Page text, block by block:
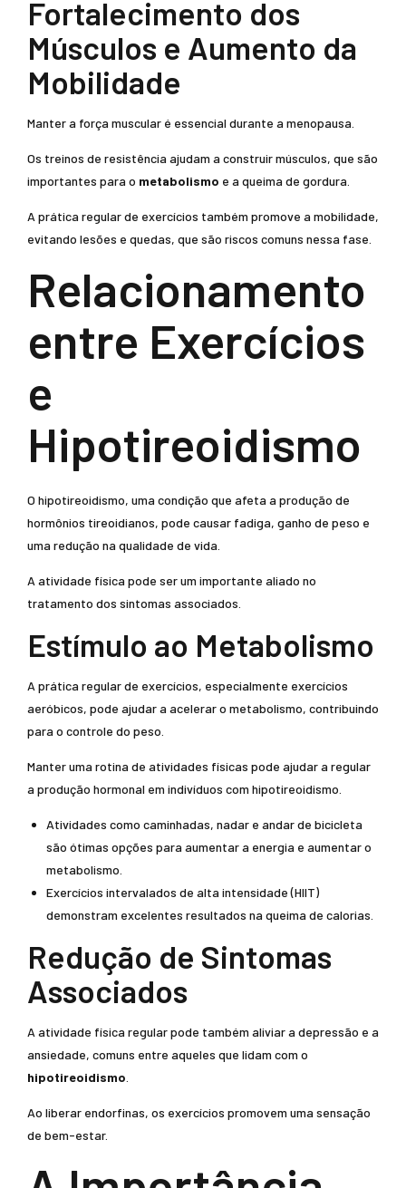
Fortalecimento dos
Músculos e Aumento da
Mobilidade
Manter a força muscular é essencial durante a menopausa.
Os treinos de resistência ajudam a construir músculos, que são
importantes para o metabolismo e a queima de gordura.
A prática regular de exercícios também promove a mobilidade,
evitando lesões e quedas, que são riscos comuns nessa fase.
Relacionamento
entre Exercícios
e
Hipotireoidismo
O hipotireoidismo, uma condição que afeta a produção de
hormônios tireoidianos, pode causar fadiga, ganho de peso e
uma redução na qualidade de vida.
A atividade física pode ser um importante aliado no
tratamento dos sintomas associados.
Estímulo ao Metabolismo
A prática regular de exercícios, especialmente exercícios
aeróbicos, pode ajudar a acelerar o metabolismo, contribuindo
para o controle do peso.
Manter uma rotina de atividades físicas pode ajudar a regular
a produção hormonal em indivíduos com hipotireoidismo.
Atividades como caminhadas, nadar e andar de bicicleta
são ótimas opções para aumentar a energia e aumentar o
metabolismo.
Exercícios intervalados de alta intensidade (HIIT)
demonstram excelentes resultados na queima de calorias.
Redução de Sintomas
Associados
A atividade física regular pode também aliviar a depressão e a
ansiedade, comuns entre aqueles que lidam com o
hipotireoidismo
Ao liberar endorfinas, os exercícios promovem uma sensação
de bem-estar.